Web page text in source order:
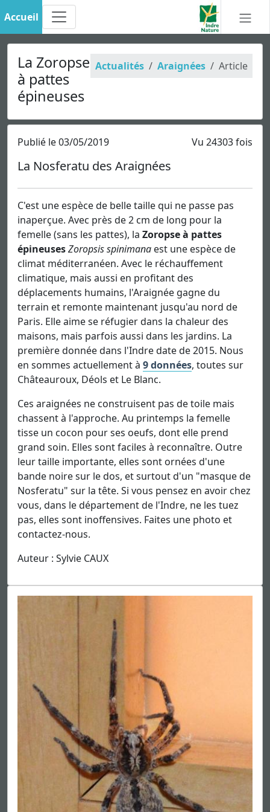
Accueil
Actualités Araignées Article
La Zoropse
à pattes
épineuses
Publié le 03/05/2019 Vu 24303 fois
La Nosferatu des Araignées
C'est une espèce de belle taille qui ne passe pas
inaperçue. Avec près de 2 cm de long pour la
femelle (sans les pattes), la Zoropse à pattes
épineusesZoropsis spinimana est une espèce de
climat méditerranéen. Avec le réchauffement
climatique, mais aussi en profitant des
déplacements humains, l'Araignée gagne du
terrain et remonte maintenant jusqu'au nord de
Paris. Elle aime se réfugier dans la chaleur des
maisons, mais parfois aussi dans les jardins. La
première donnée dans l'Indre date de 2015. Nous
en sommes actuellement à 9 données, toutes sur
Châteauroux, Déols et Le Blanc.
Ces araignées ne construisent pas de toile mais
chassent à l'approche. Au printemps la femelle
tisse un cocon pour ses oeufs, dont elle prend
grand soin. Elles sont faciles à reconnaître. Outre
leur taille importante, elles sont ornées d'une
bande noire sur le dos, et surtout d'un "masque de
Nosferatu" sur la tête. Si vous pensez en avoir chez
vous, dans le département de l'Indre, ne les tuez
pas, elles sont inoffensives. Faites une photo et
contactez-nous.
Auteur : Sylvie CAUX